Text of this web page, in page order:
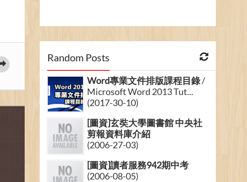
Random Posts
Word專業文件排版課程目錄/
Microsoft Word 2013 Tut...
(2017-30-10)
[圖資]玄奘大學圖書館 中央社
剪報資料庫介紹
(2006-27-03)
[圖資]讀者服務942期中考
(2006-08-05)